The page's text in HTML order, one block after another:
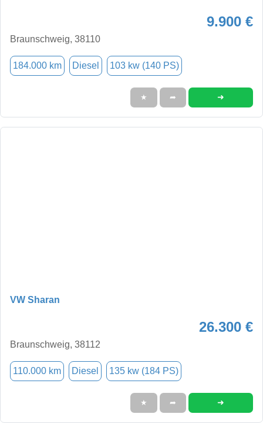
9.900 €
Braunschweig, 38110
184.000 km Diesel 103 kw (140 PS)
★ ➦ ➜
VW Sharan
26.300 €
Braunschweig, 38112
110.000 km Diesel 135 kw (184 PS)
★ ➦ ➜